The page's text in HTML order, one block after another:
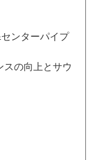
ンターパイプ
スの向上とサウ